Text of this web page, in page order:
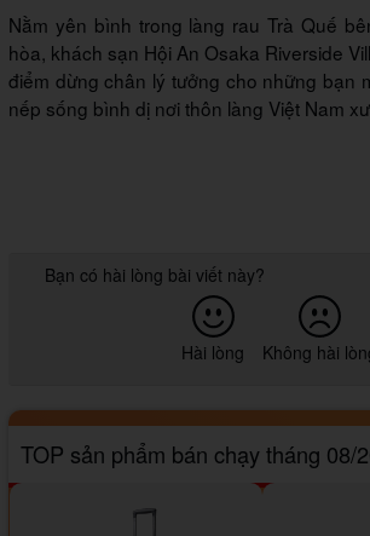
Nằm yên bình trong làng rau Trà Quế
hòa, khách sạn Hội An Osaka Riverside
điểm dừng chân lý tưởng cho những bạn
nếp sống bình dị nơi thôn làng Việt Nam
Bạn có hài lòng bài viết này?
Hài lòng Không hài
TOP sản phẩm bán chạy tháng 08/